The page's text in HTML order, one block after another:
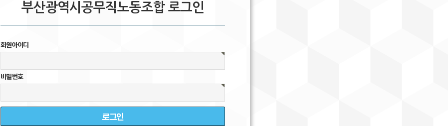
부산광역시공무직노동조합 로그인
회원아이디
비밀번호